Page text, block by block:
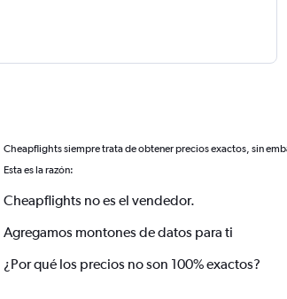
Cheapflights siempre trata de obtener precios exactos, sin
Esta es la razón:
Cheapflights no es el vendedor.
Agregamos montones de datos para ti
¿Por qué los precios no son 100% exactos?